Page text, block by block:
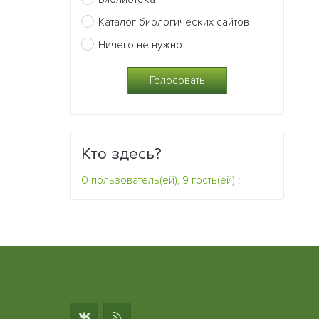
Каталог биологических сайтов
Ничего не нужно
Кто здесь?
0 пользователь(ей), 9 гость(ей) :